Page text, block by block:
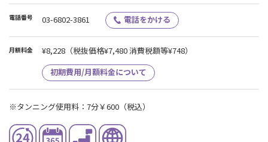
電話番号 03-6802-3861 電話をかける
月額料金 ¥8,228 （税抜価格¥7,480 消費税額等¥748）
初期費用/月額料金について
※タンニング使用料：7分￥600（税込）